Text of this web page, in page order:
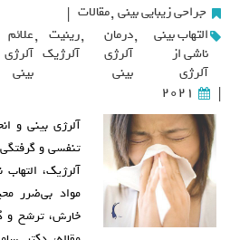
جراحی زیبایی بینی ,مقالات |
التهاب بینی
ناشی از
آلرژی
,درمان
آلرژی
بینی
,رینیت
آلرژیک
,علائم
آلرژی
بینی
|
2021
آلرژی بینی و
تنفسی و
آلرژیک،
مواد بی‌ضرر
خارش، ترشح و